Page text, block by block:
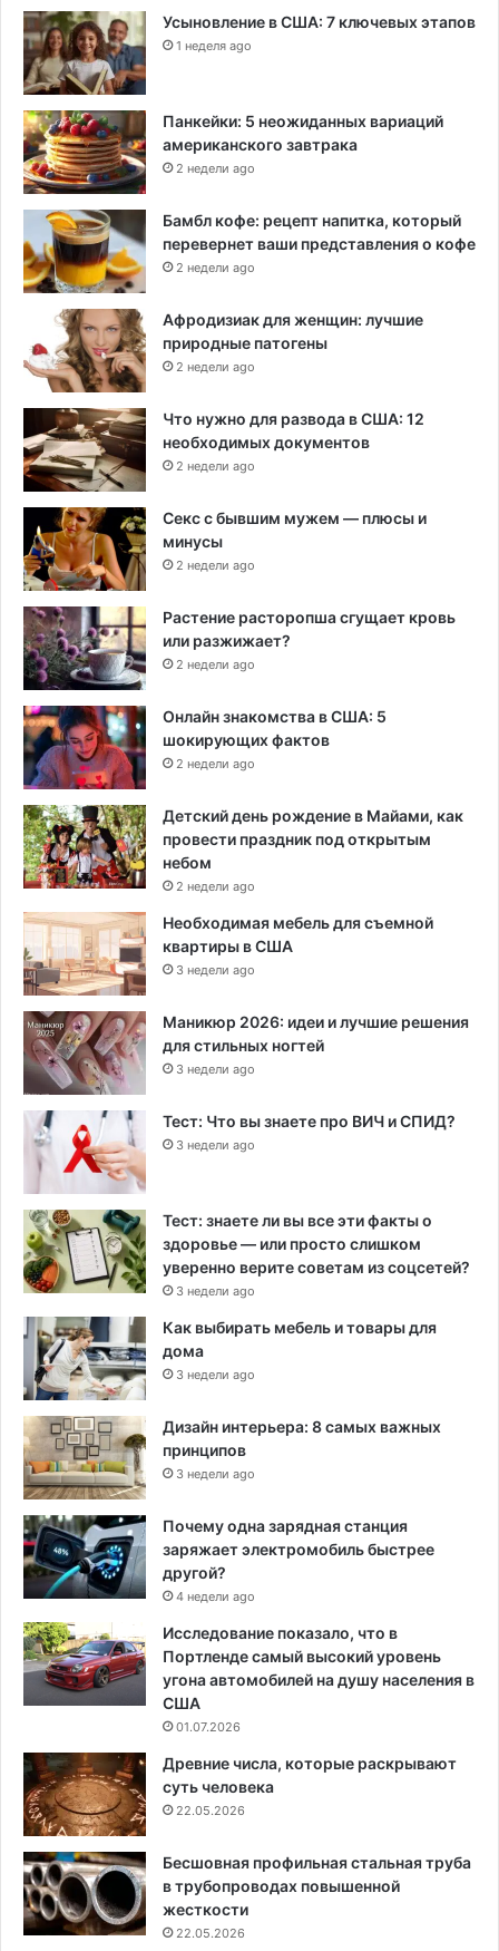
Усыновление в США: 7 ключевых этапов
1 неделя ago
Панкейки: 5 неожиданных вариаций
американского завтрака
2 недели ago
Бамбл кофе: рецепт напитка, который
перевернет ваши представления о кофе
2 недели ago
Афродизиак для женщин: лучшие
природные патогены
2 недели ago
Что нужно для развода в США: 12
необходимых документов
2 недели ago
Секс с бывшим мужем — плюсы и
минусы
2 недели ago
Растение расторопша сгущает кровь
или разжижает?
2 недели ago
Онлайн знакомства в США: 5
шокирующих фактов
2 недели ago
Детский день рождение в Майами, как
провести праздник под открытым
небом
2 недели ago
Необходимая мебель для съемной
квартиры в США
3 недели ago
Маникюр 2026: идеи и лучшие решения
для стильных ногтей
3 недели ago
Тест: Что вы знаете про ВИЧ и СПИД?
3 недели ago
Тест: знаете ли вы все эти факты о
здоровье — или просто слишком
уверенно верите советам из соцсетей?
3 недели ago
Как выбирать мебель и товары для
дома
3 недели ago
Дизайн интерьера: 8 самых важных
принципов
3 недели ago
Почему одна зарядная станция
заряжает электромобиль быстрее
другой?
4 недели ago
Исследование показало, что в
Портленде самый высокий уровень
угона автомобилей на душу населения в
США
01.07.2026
Древние числа, которые раскрывают
суть человека
22.05.2026
Бесшовная профильная стальная труба
в трубопроводах повышенной
жесткости
22.05.2026